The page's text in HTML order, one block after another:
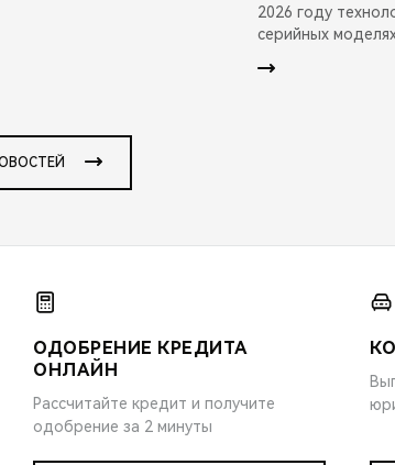
2026 году
серийных
ОДОБРЕНИЕ КРЕДИТА
ОНЛАЙН
Рассчитайте кредит и получите
одобрение за 2 минуты